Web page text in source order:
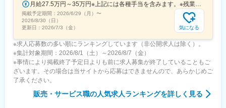
月給27.5万円～35万円※上記には各種手当を含みます。※残業代は別途支給。年功序列ではなく、経験・能力を正当に評価し給与還元します！
掲載予定期間： 2026/6/29（月） 〜
2026/8/30（日）
更新日： 2026/7/3（金） 気になる
※求人応募数の多い順にランキングしています（非公開求人は除く）。
※集計対象期間：2026/8/1（土）～2026/8/7（金）
※事情により掲載終了予定日よりも前に求人募集が終了していることもご
ざいます。その場合は当サイトから応募はできませんので、あらかじめご
了承ください。
販売・サービス職の人気求人ランキングを詳しく見る